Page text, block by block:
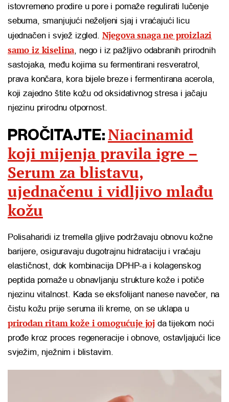
istovremeno prodire u pore i pomaže regulirati lučenje
sebuma, smanjujući neželjeni sjaj i vraćajući licu
ujednačen i svjež izgled. Njegova snaga ne proizlazi
samo iz kiselina, nego i iz pažljivo odabranih prirodnih
sastojaka, među kojima su fermentirani resveratrol,
prava končara, kora bijele breze i fermentirana acerola,
koji zajedno štite kožu od oksidativnog stresa i jačaju
njezinu prirodnu otpornost.
PROČITAJTE: Niacinamid
koji mijenja pravila igre –
Serum za blistavu,
ujednačenu i vidljivo mlađu
kožu
Polisaharidi iz tremella gljive podržavaju obnovu kožne
barijere, osiguravaju dugotrajnu hidrataciju i vraćaju
elastičnost, dok kombinacija DPHP-a i kolagenskog
peptida pomaže u obnavljanju strukture kože i potiče
njezinu vitalnost. Kada se eksfolijant nanese navečer, na
čistu kožu prije seruma ili kreme, on se uklapa u
prirodan ritam kože i omogućuje joj da tijekom noći
prođe kroz proces regeneracije i obnove, ostavljajući lice
svježim, nježnim i blistavim.